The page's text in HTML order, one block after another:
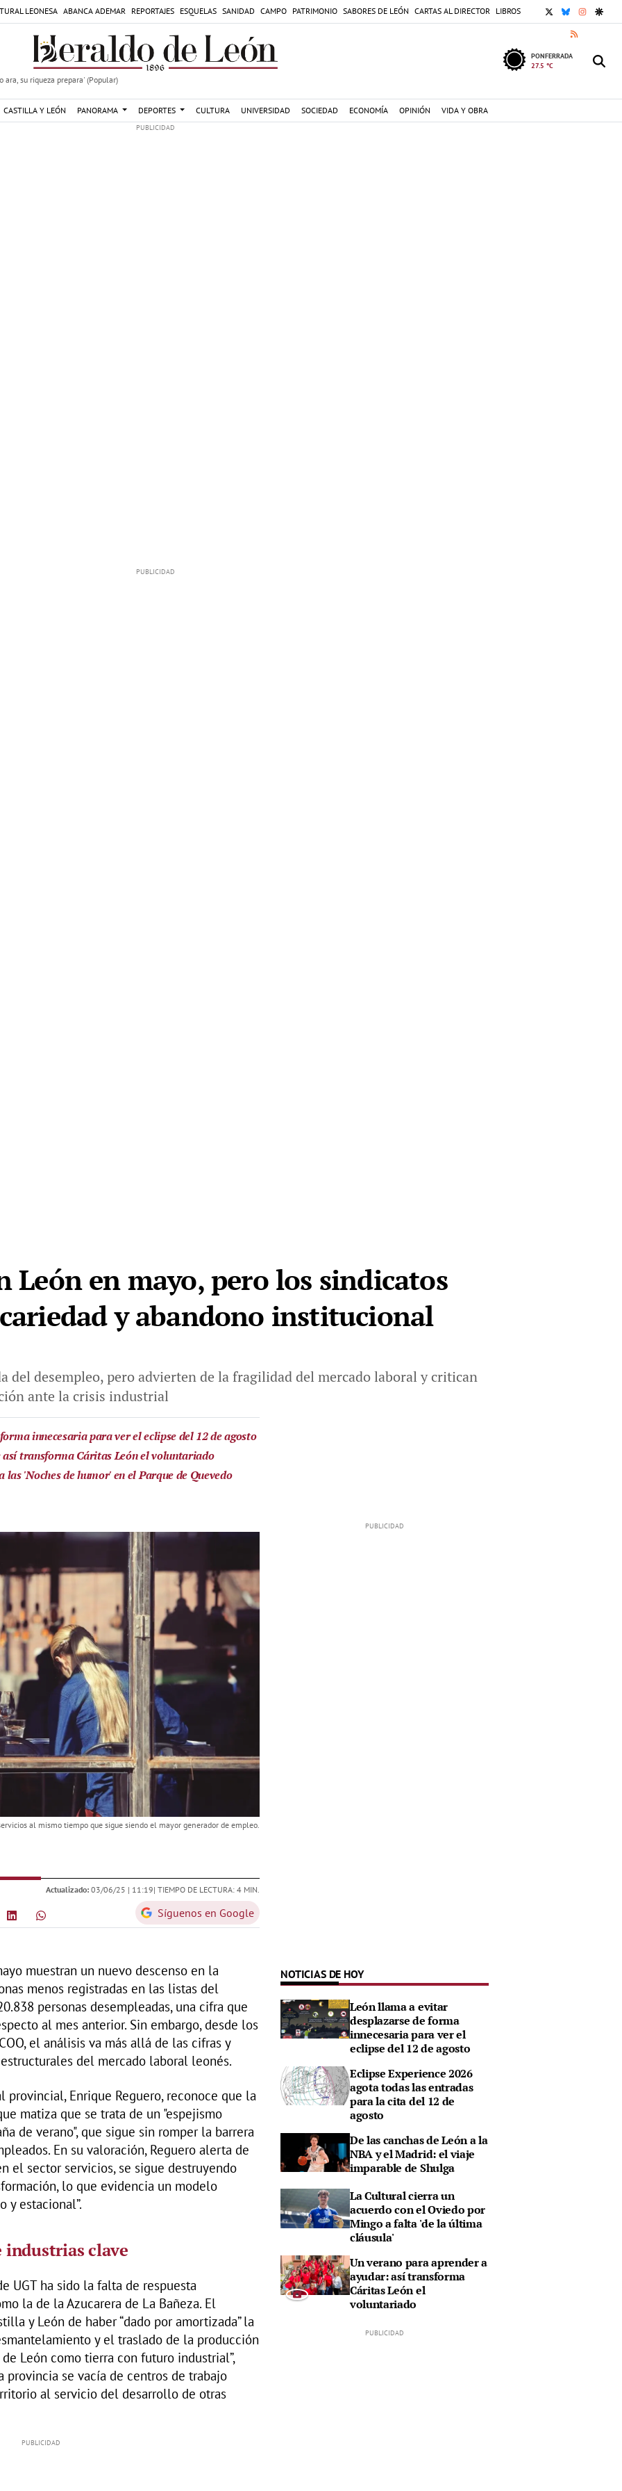
LEONESA ABANCA ADEMAR REPORTAJES ESQUELAS SANIDAD CAMPO PATRIMONIO SABORES DE LEÓN CARTAS AL DIRECTOR LIBROS X BLUESKY
RSS
ara, su riqueza prepara' (Popular)
PONFERRADA
27.5 °C
CASTILLA Y LEÓN PANORAMA DEPORTES CULTURA UNIVERSIDAD SOCIEDAD ECONOMÍA OPINIÓN VIDA Y OBRA
León en mayo, pero los sindicatos
y abandono institucional
del desempleo, pero advierten de la fragilidad del mercado laboral y critican
ante la crisis industrial
innecesaria para ver el eclipse del 12 de agosto
transforma Cáritas León el voluntariado
'Noches de humor' en el Parque de Quevedo
al mismo tiempo que sigue siendo el mayor generador de empleo.
Actualizado: 03/06/25 | 11:19| TIEMPO DE LECTURA: 4 MIN.
Síguenos en Google
muestran un nuevo descenso en la
menos registradas en las listas del
personas desempleadas, una cifra que
al mes anterior. Sin embargo, desde los
el análisis va más allá de las cifras y
del mercado laboral leonés.
provincial, Enrique Reguero, reconoce que la
matiza que se trata de un "espejismo
de verano", que sigue sin romper la barrera
En su valoración, Reguero alerta de
el sector servicios, se sigue destruyendo
lo que evidencia un modelo
y estacional”.
industrias clave
UGT ha sido la falta de respuesta
la de la Azucarera de La Bañeza. El
y León de haber “dado por amortizada” la
y el traslado de la producción
León como tierra con futuro industrial”,
provincia se vacía de centros de trabajo
al servicio del desarrollo de otras
NOTICIAS DE HOY
León llama a evitar
desplazarse de forma
innecesaria para ver el
eclipse del 12 de agosto
Eclipse Experience 2026
agota todas las entradas
para la cita del 12 de
agosto
De las canchas de León a la
NBA y el Madrid: el viaje
imparable de Shulga
La Cultural cierra un
acuerdo con el Oviedo por
Mingo a falta 'de la última
cláusula'
Un verano para aprender a
ayudar: así transforma
Cáritas León el
voluntariado